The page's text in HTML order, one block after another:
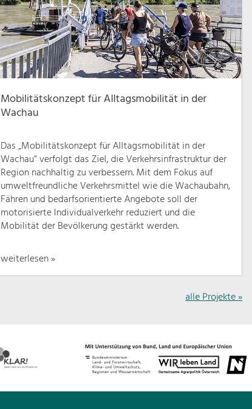
Mobilitätskonzept für Alltagsmobilität in der
Wachau
Das „Mobilitätskonzept für Alltagsmobilität in der
Wachau“ verfolgt das Ziel, die Verkehrsinfrastruktur der
Region nachhaltig zu verbessern. Mit dem Fokus auf
umweltfreundliche Verkehrsmittel wie die Wachaubahn,
Fähren und bedarfsorientierte Angebote soll der
motorisierte Individualverkehr reduziert und die
Mobilität der Bevölkerung gestärkt werden.
weiterlesen »
alle Projekte »